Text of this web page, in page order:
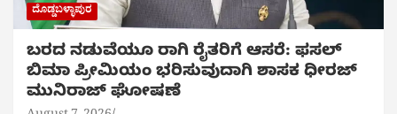
ದೊಡ್ಡಬಳ್ಳಾಪುರ
ಬರದ ನಡುವೆಯೂ ರಾಗಿ ರೈತರಿಗೆ ಆಸರೆ: ಫಸಲ್
ಬಿಮಾ ಪ್ರೀಮಿಯಂ ಭರಿಸುವುದಾಗಿ ಶಾಸಕ ಧೀರಜ್
ಮುನಿರಾಜ್ ಘೋಷಣೆ